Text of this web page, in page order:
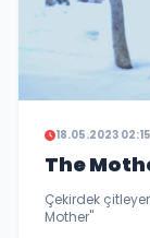
18.05.2023 02:15
The
Çekirdek
Mother"